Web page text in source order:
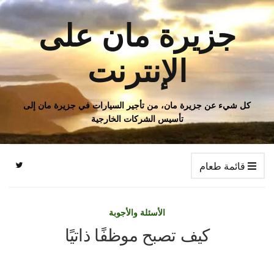
جزيرة مان على
الإنترنت
كل شيء عن جزيرة مان، من تأجير السيارات في جزيرة مان إلى
تأسيس الشركات الخارجية
قائمة طعام
الأسئلة والأجوبة
كيف تصبح موظفًا ذاتيًا